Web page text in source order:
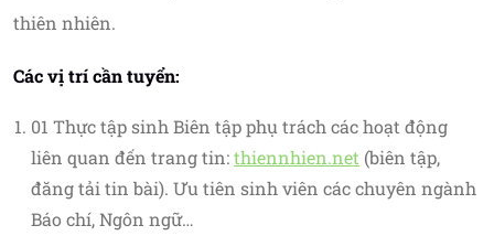
thiên nhiên.
Các vị trí cần tuyển:
01 Thực tập sinh Biên tập phụ trách các hoạt động
liên quan đến trang tin:thiennhien.net (biên tập,
đăng tải tin bài). Ưu tiên sinh viên các chuyên ngành
Báo chí, Ngôn ngữ…